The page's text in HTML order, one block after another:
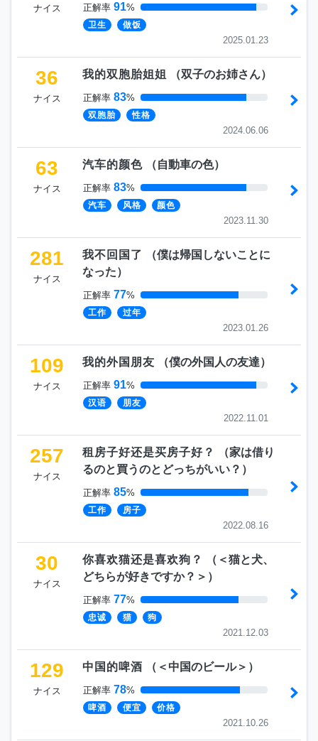
ナイス 正解率 91%
卫生 做饭
2025.01.23
36
ナイス
我的双胞胎姐姐 （双子のお姉さん）
正解率 83%
双胞胎 性格
2024.06.06
63
ナイス
汽车的颜色 （自動車の色）
正解率 83%
汽车 风格 颜色
2023.11.30
281
ナイス
我不回国了 （僕は帰国しないことに
なった）
正解率 77%
工作 过年
2023.01.26
109
ナイス
我的外国朋友 （僕の外国人の友達）
正解率 91%
汉语 朋友
2022.11.01
257
ナイス
租房子好还是买房子好？ （家は借り
るのと買うのとどっちがいい？ ）
正解率 85%
工作 房子
2022.08.16
30
ナイス
你喜欢猫还是喜欢狗？ （ ＜猫と犬、
どちらが好きですか？＞ ）
正解率 77%
忠诚 猫 狗
2021.12.03
129
ナイス
中国的啤酒 （ ＜中国のビール＞ ）
正解率 78%
啤酒 便宜 价格
2021.10.26